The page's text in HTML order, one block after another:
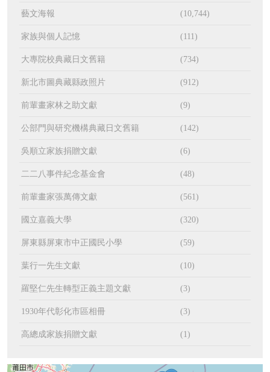
藝文海報 (10,744)
家族與個人記憶 (111)
大專院校典藏日文舊籍 (734)
新北市圖典藏縣政照片 (912)
前輩畫家林之助文獻 (9)
公部門與研究機構典藏日文舊籍 (142)
吳順立家族捐贈文獻 (6)
二二八事件紀念基金會 (48)
前輩畫家張萬傳文獻 (561)
國立嘉義大學 (320)
屏東縣屏東市中正國民小學 (59)
葉行一先生文獻 (10)
羅堅仁先生轉型正義主題文獻 (3)
1930年代彰化市區相冊 (3)
高總成家族捐贈文獻 (1)